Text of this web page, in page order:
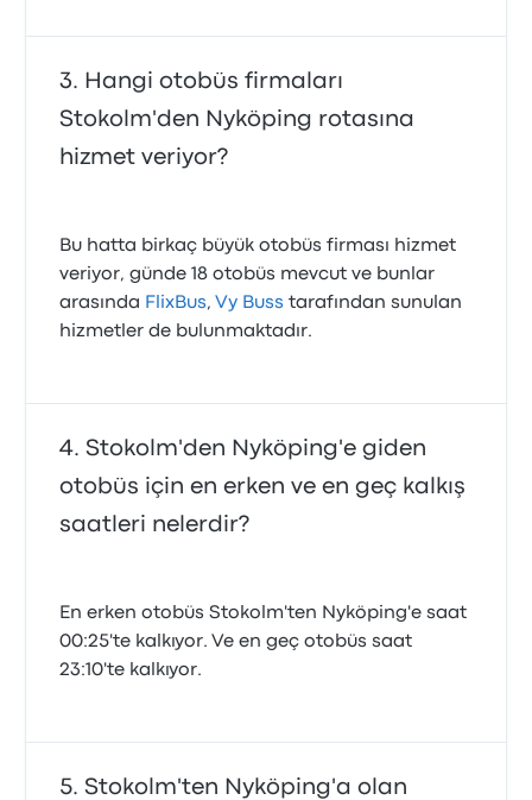
Hangi otobüs firmaları
Stokolm'den Nyköping rotasına
hizmet veriyor?
Bu hatta birkaç büyük otobüs firması hizmet
veriyor, günde 18 otobüs mevcut ve bunlar
arasında FlixBus, Vy Buss tarafından sunulan
hizmetler de bulunmaktadır.
Stokolm'den Nyköping'e giden
otobüs için en erken ve en geç kalkış
saatleri nelerdir?
En erken otobüs Stokolm'ten Nyköping'e saat
00:25'te kalkıyor. Ve en geç otobüs saat
23:10'te kalkıyor.
Stokolm'ten Nyköping'a olan